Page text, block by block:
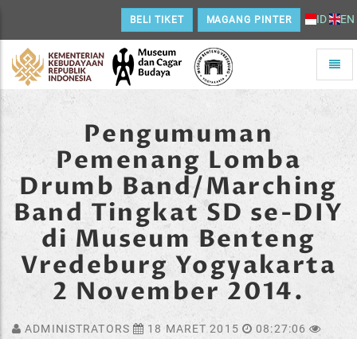
BELI TIKET MAGANG PINTER ID EN
Home
Toggle
Pengumuman
Pemenang Lomba
Drumb Band/Marching
Band Tingkat SD se-DIY
di Museum Benteng
Vredeburg Yogyakarta
2 November 2014.
ADMINISTRATORS 18 MARET 2015
08:27:06